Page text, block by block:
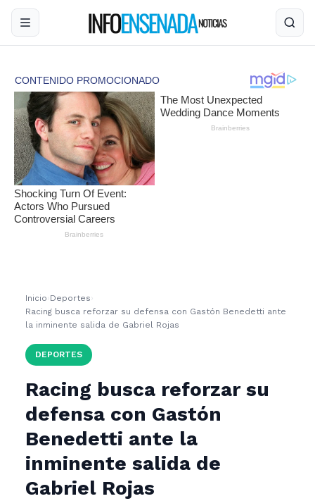
Inicio ›Deportes ›
Racing busca reforzar su defensa con Gastón Benedetti ante
la inminente salida de Gabriel Rojas
DEPORTES
Racing busca reforzar su
defensa con Gastón
Benedetti ante la
inminente salida de
Gabriel Rojas